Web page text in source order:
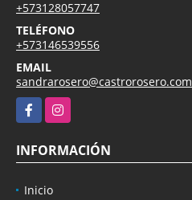
+573128057747
TELÉFONO
+573146539556
EMAIL
sandrarosero@castrorosero.com
FacebookInstagram
INFORMACIÓN
Inicio